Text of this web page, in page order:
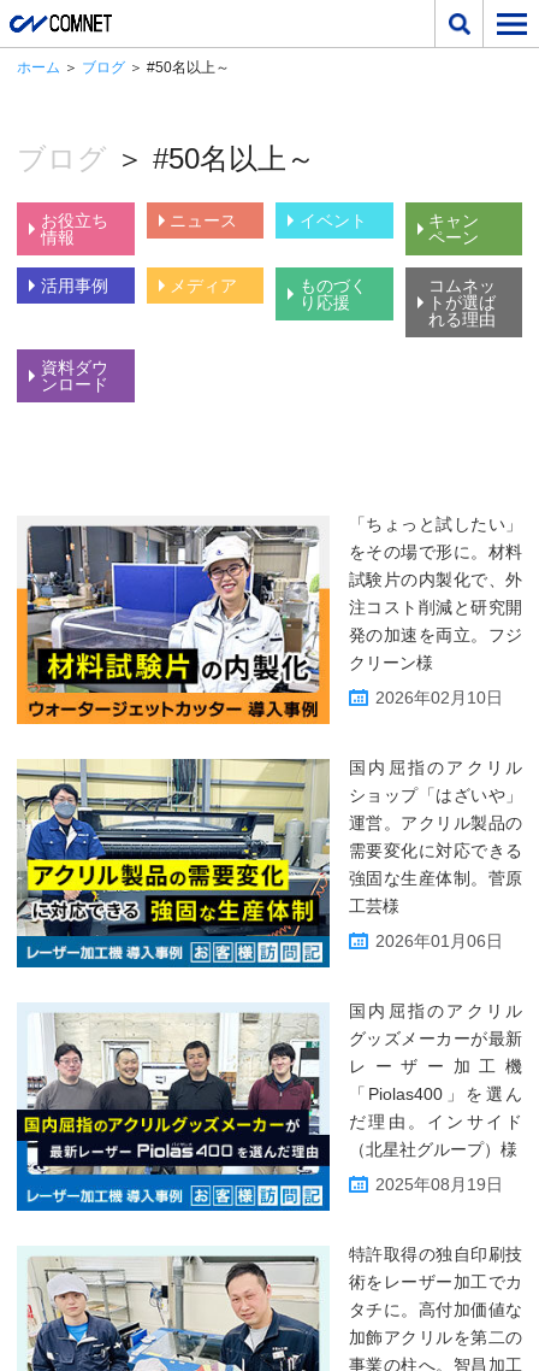
ホーム ＞ ブログ ＞ #50名以上～
ブログ ＞ #50名以上～
お役立ち
情報
ニュース イベント
キャン
ペーン
活用事例 メディア
ものづく
り応援
コムネッ
トが選ば
れる理由
資料ダウ
ンロード
「ちょっと試したい」
をその場で形に。材料
試験片の内製化で、外
注コスト削減と研究開
発の加速を両立。フジ
クリーン様
2026年02月10日
国内屈指のアクリル
ショップ「はざいや」
運営。アクリル製品の
需要変化に対応できる
強固な生産体制。菅原
工芸様
2026年01月06日
国内屈指のアクリル
グッズメーカーが最新
レーザー加工機
「Piolas400」を選ん
だ理由。インサイド
（北星社グループ）様
2025年08月19日
特許取得の独自印刷技
術をレーザー加工でカ
タチに。高付加価値な
加飾アクリルを第二の
事業の柱へ。智昌加工